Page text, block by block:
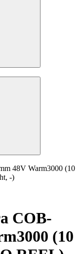
48V Warm3000 (10
-)
COB-
(10